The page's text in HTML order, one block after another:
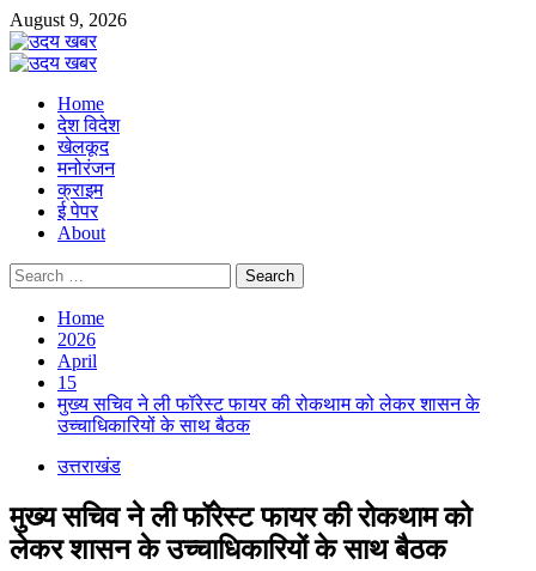
Skip
to
content
August 9, 2026
Primary
Home
देश विदेश
खेलकूद
मनोरंजन
क्राइम
ई पेपर
About
Search
for:
Home
2026
April
15
मुख्य सचिव ने ली फॉरेस्ट फायर की रोकथाम को लेकर शासन के
उच्चाधिकारियों के साथ बैठक
उत्तराखंड
मुख्य सचिव ने ली फॉरेस्ट फायर की रोकथाम को
लेकर शासन के उच्चाधिकारियों के साथ बैठक